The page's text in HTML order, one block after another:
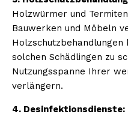
Holzwürmer und
Bauwerken und Möbeln
solchen Schädlingen zu
Nutzungsspanne Ihrer
verlängern.
4. Desinfektionsdienste: